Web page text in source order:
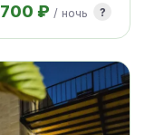
700 ₽ / ночь ?